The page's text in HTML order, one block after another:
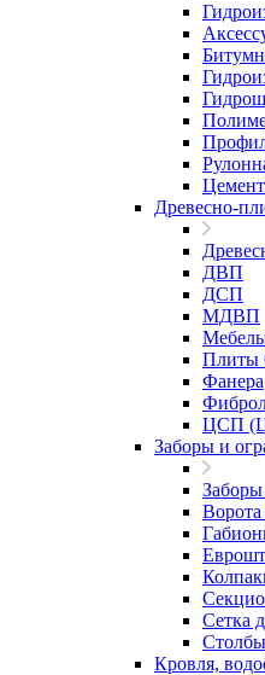
Древесно-
ДВП
ДСП
МДВП
Плиты
Фанера
ЦСП
Заборы и
Сетка
Кровля,